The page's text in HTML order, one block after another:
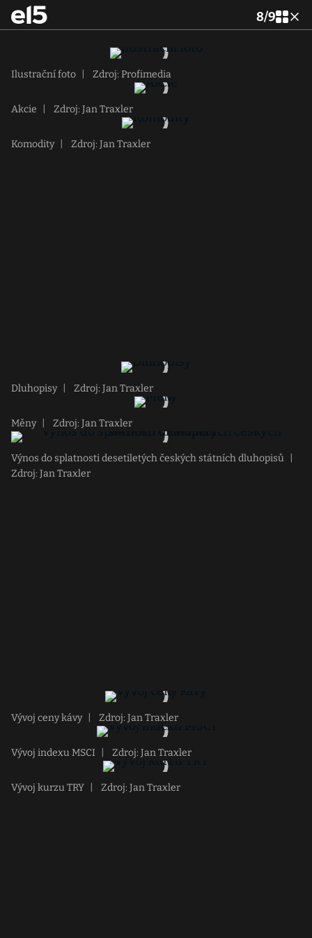
8/9
Ilustrační foto Zdroj: Profimedia
Akcie Zdroj: Jan Traxler
Komodity Zdroj: Jan Traxler
Dluhopisy Zdroj: Jan Traxler
Měny Zdroj: Jan Traxler
Výnos do splatnosti desetiletých českých státních dluhopisů
Zdroj: Jan Traxler
Vývoj ceny kávy Zdroj: Jan Traxler
Vývoj indexu MSCI Zdroj: Jan Traxler
Vývoj kurzu TRY Zdroj: Jan Traxler